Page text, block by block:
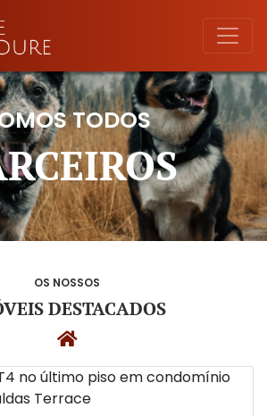
TODOS
OS NOSSOS
DESTACADOS